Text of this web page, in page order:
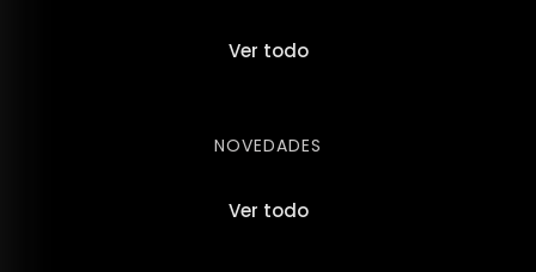
Ver todo
NOVEDADES
Ver todo